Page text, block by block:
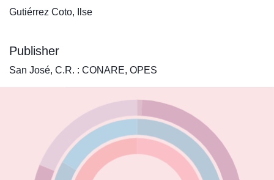
Gutiérrez Coto, Ilse
Publisher
San José, C.R. : CONARE, OPES